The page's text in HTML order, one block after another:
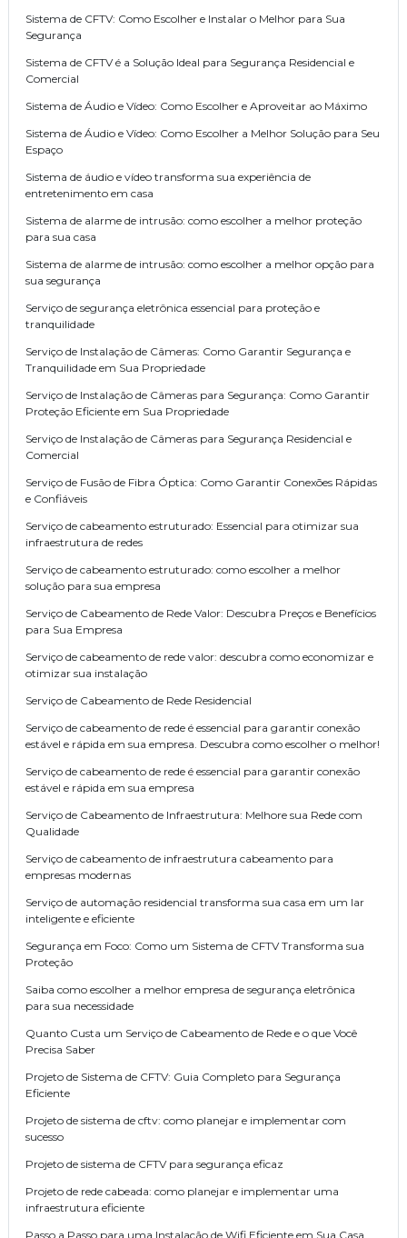
Sistema de CFTV: Como Escolher e Instalar o Melhor para Sua
Segurança
Sistema de CFTV é a Solução Ideal para Segurança Residencial e
Comercial
Sistema de Áudio e Vídeo: Como Escolher e Aproveitar ao Máximo
Sistema de Áudio e Vídeo: Como Escolher a Melhor Solução para Seu
Espaço
Sistema de áudio e vídeo transforma sua experiência de
entretenimento em casa
Sistema de alarme de intrusão: como escolher a melhor proteção
para sua casa
Sistema de alarme de intrusão: como escolher a melhor opção para
sua segurança
Serviço de segurança eletrônica essencial para proteção e
tranquilidade
Serviço de Instalação de Câmeras: Como Garantir Segurança e
Tranquilidade em Sua Propriedade
Serviço de Instalação de Câmeras para Segurança: Como Garantir
Proteção Eficiente em Sua Propriedade
Serviço de Instalação de Câmeras para Segurança Residencial e
Comercial
Serviço de Fusão de Fibra Óptica: Como Garantir Conexões Rápidas
e Confiáveis
Serviço de cabeamento estruturado: Essencial para otimizar sua
infraestrutura de redes
Serviço de cabeamento estruturado: como escolher a melhor
solução para sua empresa
Serviço de Cabeamento de Rede Valor: Descubra Preços e Benefícios
para Sua Empresa
Serviço de cabeamento de rede valor: descubra como economizar e
otimizar sua instalação
Serviço de Cabeamento de Rede Residencial
Serviço de cabeamento de rede é essencial para garantir conexão
estável e rápida em sua empresa. Descubra como escolher o melhor!
Serviço de cabeamento de rede é essencial para garantir conexão
estável e rápida em sua empresa
Serviço de Cabeamento de Infraestrutura: Melhore sua Rede com
Qualidade
Serviço de cabeamento de infraestrutura cabeamento para
empresas modernas
Serviço de automação residencial transforma sua casa em um lar
inteligente e eficiente
Segurança em Foco: Como um Sistema de CFTV Transforma sua
Proteção
Saiba como escolher a melhor empresa de segurança eletrônica
para sua necessidade
Quanto Custa um Serviço de Cabeamento de Rede e o que Você
Precisa Saber
Projeto de Sistema de CFTV: Guia Completo para Segurança
Eficiente
Projeto de sistema de cftv: como planejar e implementar com
sucesso
Projeto de sistema de CFTV para segurança eficaz
Projeto de rede cabeada: como planejar e implementar uma
infraestrutura eficiente
Passo a Passo para uma Instalação de Wifi Eficiente em Sua Casa